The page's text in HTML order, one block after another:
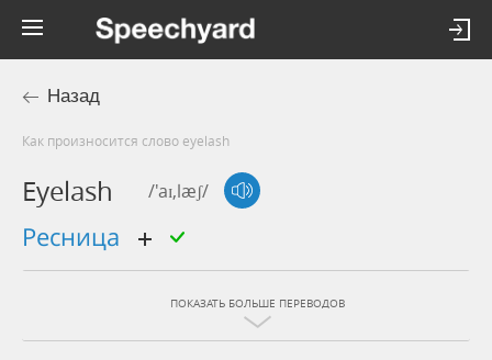
Назад
Как произносится слово eyelash
Eyelash /'aɪ,læʃ/
ресница
ПОКАЗАТЬ БОЛЬШЕ ПЕРЕВОДОВ